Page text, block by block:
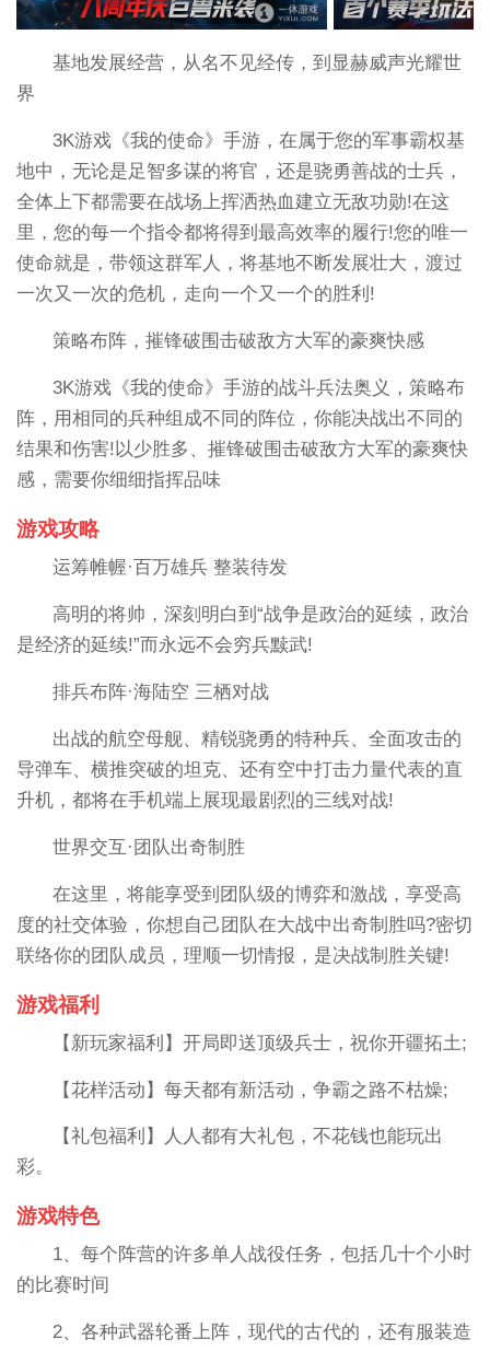
基地发展经营，从名不见经传，到显赫威声光耀世
界
3K游戏《我的使命》手游，在属于您的军事霸权基
地中，无论是足智多谋的将官，还是骁勇善战的士兵，
全体上下都需要在战场上挥洒热血建立无敌功勋!在这
里，您的每一个指令都将得到最高效率的履行!您的唯一
使命就是，带领这群军人，将基地不断发展壮大，渡过
一次又一次的危机，走向一个又一个的胜利!
策略布阵，摧锋破围击破敌方大军的豪爽快感
3K游戏《我的使命》手游的战斗兵法奥义，策略布
阵，用相同的兵种组成不同的阵位，你能决战出不同的
结果和伤害!以少胜多、摧锋破围击破敌方大军的豪爽快
感，需要你细细指挥品味
游戏攻略
运筹帷幄·百万雄兵 整装待发
高明的将帅，深刻明白到“战争是政治的延续，政治
是经济的延续!”而永远不会穷兵黩武!
排兵布阵·海陆空 三栖对战
出战的航空母舰、精锐骁勇的特种兵、全面攻击的
导弹车、横推突破的坦克、还有空中打击力量代表的直
升机，都将在手机端上展现最剧烈的三线对战!
世界交互·团队出奇制胜
在这里，将能享受到团队级的博弈和激战，享受高
度的社交体验，你想自己团队在大战中出奇制胜吗?密切
联络你的团队成员，理顺一切情报，是决战制胜关键!
游戏福利
【新玩家福利】开局即送顶级兵士，祝你开疆拓土;
【花样活动】每天都有新活动，争霸之路不枯燥;
【礼包福利】人人都有大礼包，不花钱也能玩出
彩。
游戏特色
1、每个阵营的许多单人战役任务，包括几十个小时
的比赛时间
2、各种武器轮番上阵，现代的古代的，还有服装造